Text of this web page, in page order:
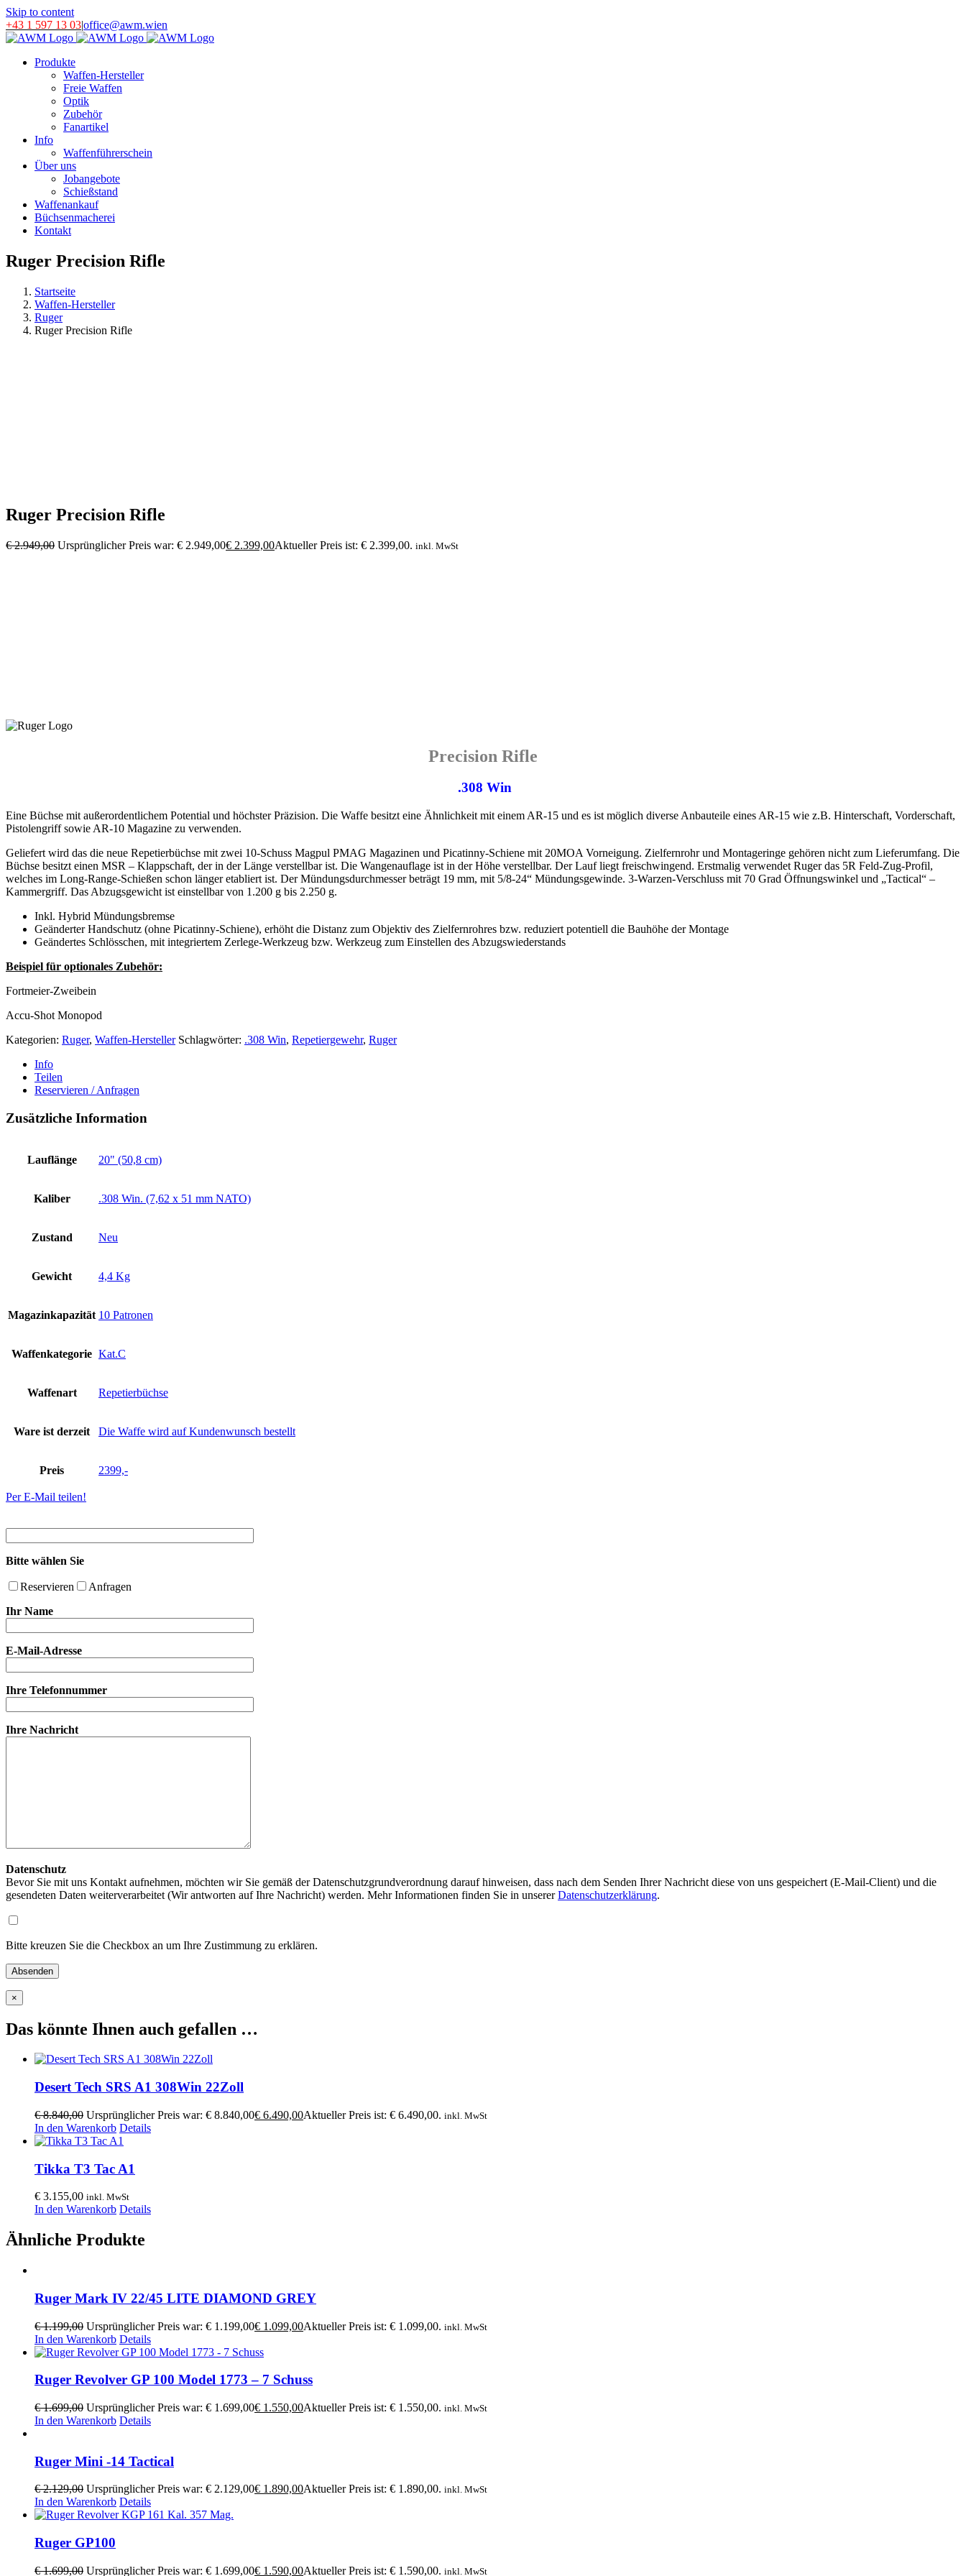
Skip to content
+43 1 597 13 03|office@awm.wien
Produkte
Waffen-Hersteller
Freie Waffen
Optik
Zubehör
Fanartikel
Info
Waffenführerschein
Über uns
Jobangebote
Schießstand
Waffenankauf
Büchsenmacherei
Kontakt
Ruger Precision Rifle
Startseite
Waffen-Hersteller
Ruger
Ruger Precision Rifle
Ruger Precision Rifle
€2.949,00 Ursprünglicher Preis war: € 2.949,00€ 2.399,00Aktueller Preis ist: € 2.399,00. inkl. MwSt
Precision Rifle
.308 Win
Eine Büchse mit außerordentlichem Potential und höchster Präzision. Die Waffe besitzt eine Ähnlichkeit mit einem AR-15 und es ist möglich diverse Anbauteile eines AR-15 wie z.B. Hinterschaft, Vorderschaft,
Pistolengriff sowie AR-10 Magazine zu verwenden.
Geliefert wird das die neue Repetierbüchse mit zwei 10-Schuss Magpul PMAG Magazinen und Picatinny-Schiene mit 20MOA Vorneigung. Zielfernrohr und Montageringe gehören nicht zum Lieferumfang. Die
Büchse besitzt einen MSR – Klappschaft, der in der Länge verstellbar ist. Die Wangenauflage ist in der Höhe verstellbar. Der Lauf liegt freischwingend. Erstmalig verwendet Ruger das 5R Feld-Zug-Profil,
welches im Long-Range-Schießen schon länger etabliert ist. Der Mündungsdurchmesser beträgt 19 mm, mit 5/8-24“ Mündungsgewinde. 3-Warzen-Verschluss mit 70 Grad Öffnungswinkel und „Tactical“ –
Kammergriff. Das Abzugsgewicht ist einstellbar von 1.200 g bis 2.250 g.
Inkl. Hybrid Mündungsbremse
Geänderter Handschutz (ohne Picatinny-Schiene), erhöht die Distanz zum Objektiv des Zielfernrohres bzw. reduziert potentiell die Bauhöhe der Montage
Geändertes Schlösschen, mit integriertem Zerlege-Werkzeug bzw. Werkzeug zum Einstellen des Abzugswiederstands
Beispiel für optionales Zubehör:
Fortmeier-Zweibein
Accu-Shot Monopod
Kategorien: Ruger, Waffen-Hersteller Schlagwörter: .308 Win, Repetiergewehr, Ruger
Info
Teilen
Reservieren / Anfragen
Zusätzliche Information
Lauflänge 20" (50,8 cm)
Kaliber .308 Win. (7,62 x 51 mm NATO)
Zustand Neu
Gewicht 4,4 Kg
Magazinkapazität 10 Patronen
Waffenkategorie Kat.C
Waffenart Repetierbüchse
Ware ist derzeit Die Waffe wird auf Kundenwunsch bestellt
Preis 2399,-
Per E-Mail teilen!
Bitte wählen Sie
Reservieren
Anfragen
Ihr Name
E-Mail-Adresse
Ihre Telefonnummer
Ihre Nachricht
Datenschutz
Bevor Sie mit uns Kontakt aufnehmen, möchten wir Sie gemäß der Datenschutzgrundverordnung darauf hinweisen, dass nach dem Senden Ihrer Nachricht diese von uns gespeichert (E-Mail-Client) und die
gesendeten Daten weiterverarbeitet (Wir antworten auf Ihre Nachricht) werden. Mehr Informationen finden Sie in unsererDatenschutzerklärung.
Bitte kreuzen Sie die Checkbox an um Ihre Zustimmung zu erklären.
×
Das könnte Ihnen auch gefallen …
Desert Tech SRS A1 308Win 22Zoll
€8.840,00 Ursprünglicher Preis war: € 8.840,00€ 6.490,00Aktueller Preis ist: € 6.490,00. inkl. MwSt
In den Warenkorb Details
Tikka T3 Tac A1
€ 3.155,00 inkl. MwSt
In den Warenkorb Details
Ähnliche Produkte
Ruger Mark IV 22/45 LITE DIAMOND GREY
€1.199,00 Ursprünglicher Preis war: € 1.199,00€ 1.099,00Aktueller Preis ist: € 1.099,00. inkl. MwSt
In den Warenkorb Details
Ruger Revolver GP 100 Model 1773 – 7 Schuss
€1.699,00 Ursprünglicher Preis war: € 1.699,00€ 1.550,00Aktueller Preis ist: € 1.550,00. inkl. MwSt
In den Warenkorb Details
Ruger Mini -14 Tactical
€2.129,00 Ursprünglicher Preis war: € 2.129,00€ 1.890,00Aktueller Preis ist: € 1.890,00. inkl. MwSt
In den Warenkorb Details
Ruger GP100
€1.699,00 Ursprünglicher Preis war: € 1.699,00€ 1.590,00Aktueller Preis ist: € 1.590,00. inkl. MwSt